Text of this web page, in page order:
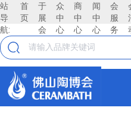
站
导
航:
首
页
于
展
会
众
中
心
商
中
心
闻
中
心
会
服
务